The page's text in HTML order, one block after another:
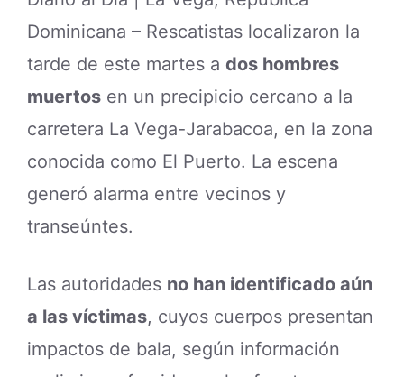
Dominicana – Rescatistas localizaron la
tarde de este martes a dos hombres
muertos en un precipicio cercano a la
carretera La Vega-Jarabacoa, en la zona
conocida como El Puerto. La escena
generó alarma entre vecinos y
transeúntes.
Las autoridades no han identificado aún
a las víctimas, cuyos cuerpos presentan
impactos de bala, según información